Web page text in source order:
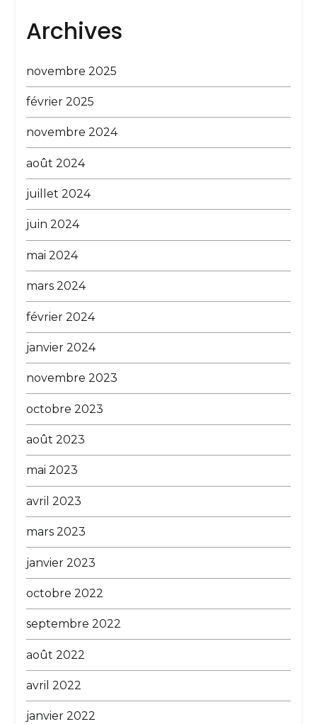
Archives
novembre 2025
février 2025
novembre 2024
août 2024
juillet 2024
juin 2024
mai 2024
mars 2024
février 2024
janvier 2024
novembre 2023
octobre 2023
août 2023
mai 2023
avril 2023
mars 2023
janvier 2023
octobre 2022
septembre 2022
août 2022
avril 2022
janvier 2022